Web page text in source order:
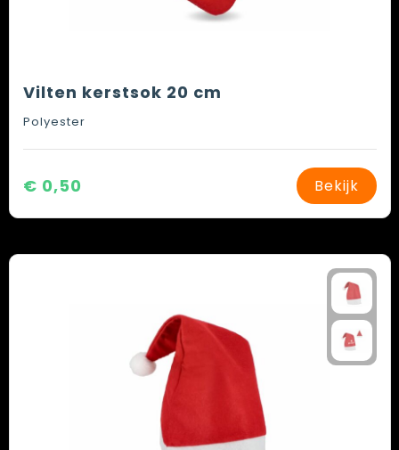
Vilten kerstsok 20 cm
Polyester
€ 0,50 Bekijk